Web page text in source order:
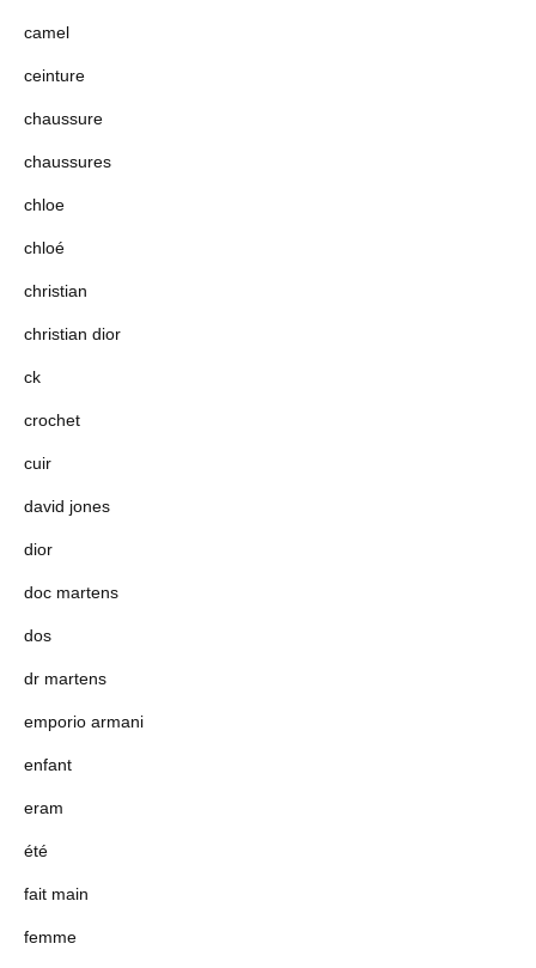
camel
ceinture
chaussure
chaussures
chloe
chloé
christian
christian dior
ck
crochet
cuir
david jones
dior
doc martens
dos
dr martens
emporio armani
enfant
eram
été
fait main
femme